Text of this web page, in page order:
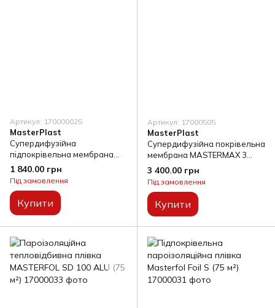
Артикул: 170000025
MasterPlast
Cупердифузійна
підпокрівельна мембрана
MASTERMAX 3 ECO 115 г/м²
(75 м²)
1 840.00 грн
Під замовлення
Купити
Артикул: 17000505
MasterPlast
Супердифузійна покрівельна
мембрана MASTERMAX 3
EXTRA 175 г/м² (75 м²)
3 400.00 грн
Під замовлення
Купити